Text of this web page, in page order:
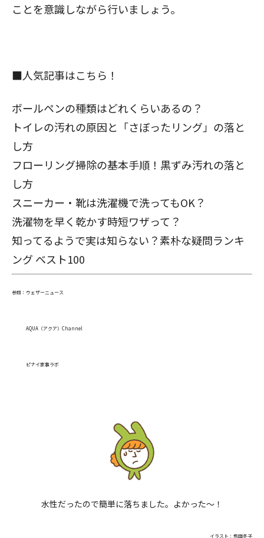
ことを意識しながら行いましょう。
■人気記事はこちら！
ボールペンの種類はどれくらいあるの？
トイレの汚れの原因と「さぼったリング」の落と
し方
フローリング掃除の基本手順！黒ずみ汚れの落と
し方
スニーカー・靴は洗濯機で洗ってもOK？
洗濯物を早く乾かす時短ワザって？
知ってるようで実は知らない？素朴な疑問ランキ
ング ベスト100
参照： ウェザーニュース
AQUA（アクア）Channel
ピナイ家事ラボ
水性だったので簡単に落ちました。よかった〜！
イラスト：飛田冬子